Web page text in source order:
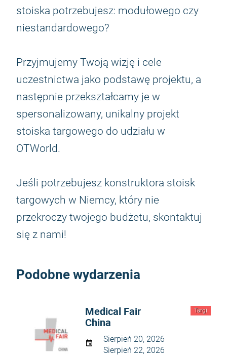
stoiska potrzebujesz: modułowego czy
niestandardowego?
Przyjmujemy Twoją wizję i cele
uczestnictwa jako podstawę projektu, a
następnie przekształcamy je w
spersonalizowany, unikalny projekt
stoiska targowego do udziału w
OTWorld.
Jeśli potrzebujesz konstruktora stoisk
targowych w Niemcy, który nie
przekroczy twojego budżetu, skontaktuj
się z nami!
Podobne wydarzenia
Targi
Medical Fair
China
Sierpień 20, 2026
Sierpień 22, 2026